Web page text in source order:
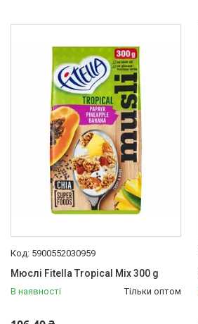
Електроніка
Краса та Здоров'я
Спорт і туризм
Посуд
Для тварин
Світ інструмента
Спорт і туризм
Краса та Здоров'я
Електроніка
Техніка для Кухні
Для тварин
Продукти Живлення
5900552030959
Мюслі Fitella Tropical Mix 300 g
В наявності Тільки оптом